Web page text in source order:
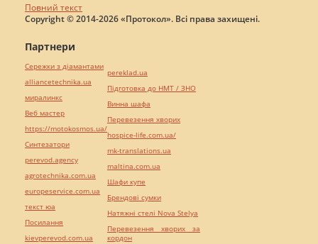
Повний текст
Copyright © 2014-2026 «Протокол». Всі права захищені.
Партнери
Сережки з діамантами
alliancetechnika.ua
миралинкс
Веб мастер
https://motokosmos.ua/
Синтезатори
perevod.agency
agrotechnika.com.ua
europeservice.com.ua
текст юа
Посилання
kievperevod.com.ua
pereklad.ua
Підготовка до НМТ / ЗНО
Винна шафа
Перевезення хворих
hospice-life.com.ua/
mk-translations.ua
maltina.com.ua
Шафи купе
Брендові сумки
Натяжні стелі Nova Stelya
Перевезення хворих за
кордон